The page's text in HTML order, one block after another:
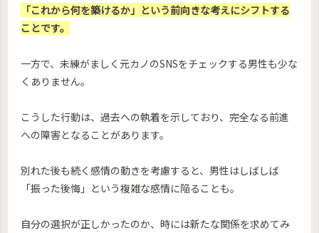
「これから何を築けるか」という前向きな考えにシフトする
ことです。
一方で、未練がましく元カノのSNSをチェックする男性も少な
くありません。
こうした行動は、過去への執着を示しており、完全なる前進
への障害となることがあります。
別れた後も続く感情の動きを考慮すると、男性はしばしば
「振った後悔」という複雑な感情に陥ることも。
自分の選択が正しかったのか、時には新たな関係を求めてみ